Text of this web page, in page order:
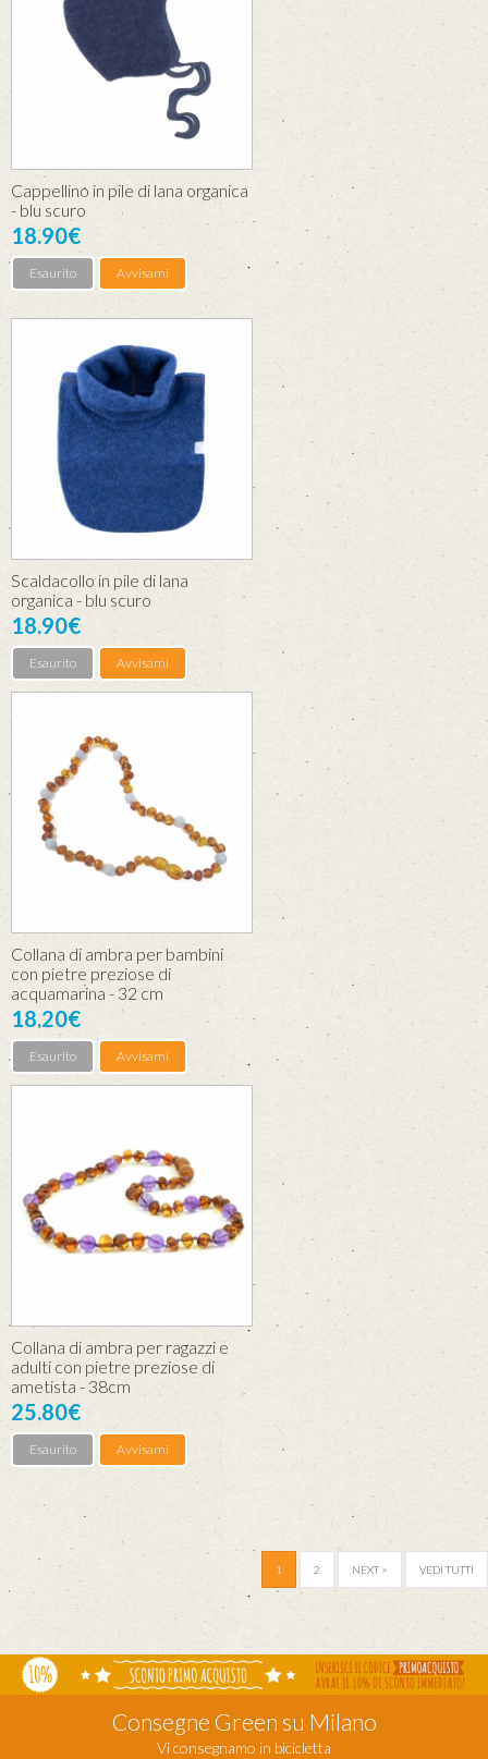
Cappellino in pile di lana organica
- blu scuro
18.90€
Esaurito Avvisami
Scaldacollo in pile di lana
organica - blu scuro
18.90€
Esaurito Avvisami
Collana di ambra per bambini
con pietre preziose di
acquamarina - 32 cm
18.20€
Esaurito Avvisami
Collana di ambra per ragazzi e
adulti con pietre preziose di
ametista - 38cm
25.80€
Esaurito Avvisami
1 2 NEXT > VEDI TUTTI
Consegne Green su Milano
Vi consegnamo in bicicletta